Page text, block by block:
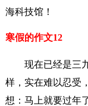
海科技馆！
寒假的作文12
现在已经是三
样，实在难以忍受
想：马上就要过年